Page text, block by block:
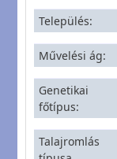
Település
Művelési ág
Genetikai
főtípus
Talajromlás